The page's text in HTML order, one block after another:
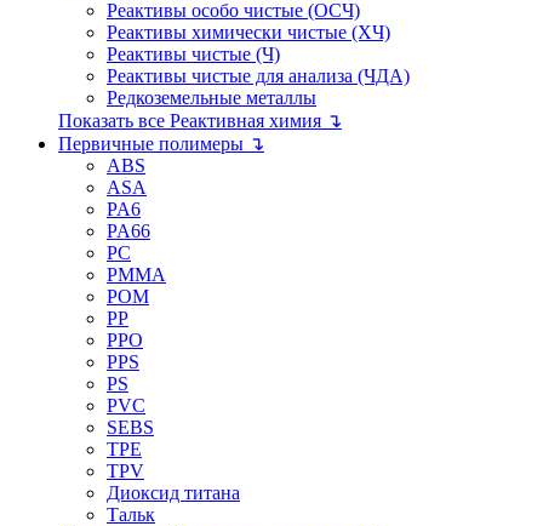
Реактивы особо чистые (ОСЧ)
Реактивы химически чистые (ХЧ)
Реактивы чистые (Ч)
Реактивы чистые для анализа (ЧДА)
Редкоземельные металлы
Показать все Реактивная химия ↴
Первичные полимеры ↴
ABS
ASA
PA6
PA66
PC
PMMA
POM
PP
PPO
PPS
PS
PVC
SEBS
TPE
TPV
Диоксид титана
Тальк